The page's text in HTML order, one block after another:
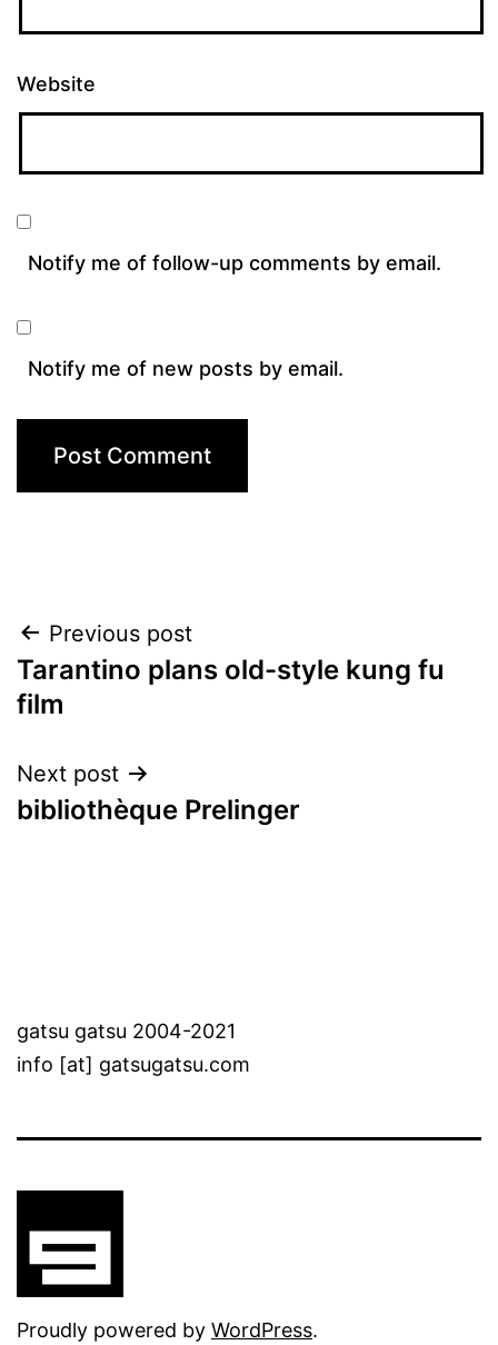
Website
Notify me of follow-up comments by email.
Notify me of new posts by email.
Post
navigation
Previous post
Tarantino plans old-style kung fu
film
Next post
bibliothèque Prelinger
gatsu gatsu 2004-2021
info [at] gatsugatsu.com
Proudly powered by WordPress.